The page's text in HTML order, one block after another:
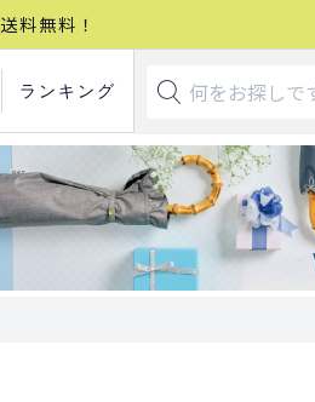
料無料！
ランキング